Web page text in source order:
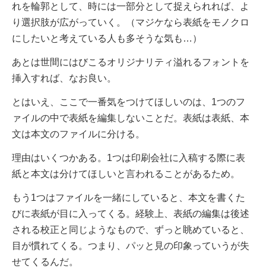
れを輪郭として、時には一部分として捉えられれば、よ
り選択肢が広がっていく。（マジケなら表紙をモノクロ
にしたいと考えている人も多そうな気も…）
あとは世間にはびこるオリジナリティ溢れるフォントを
挿入すれば、なお良い。
とはいえ、ここで一番気をつけてほしいのは、1つのフ
ァイルの中で表紙を編集しないことだ。表紙は表紙、本
文は本文のファイルに分ける。
理由はいくつかある。1つは印刷会社に入稿する際に表
紙と本文は分けてほしいと言われることがあるため。
もう1つはファイルを一緒にしていると、本文を書くた
びに表紙が目に入ってくる。経験上、表紙の編集は後述
される校正と同じようなもので、ずっと眺めていると、
目が慣れてくる。つまり、パッと見の印象っていうが失
せてくるんだ。